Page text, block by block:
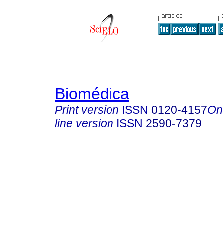
Biomédica
Print version ISSN 0120-4157
line version ISSN 2590-7379